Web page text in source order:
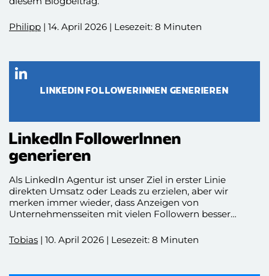
Philipp | 14. April 2026 | Lesezeit: 8 Minuten
LINKEDIN FOLLOWERINNEN GENERIEREN
LinkedIn FollowerInnen
generieren
Als LinkedIn Agentur ist unser Ziel in erster Linie
direkten Umsatz oder Leads zu erzielen, aber wir
merken immer wieder, dass Anzeigen von
Unternehmensseiten mit vielen Followern besser
jeweiligen Anzeigen, die mit Abstand den größten
Einfluss haben, ist also auch diese eher unscheinbare
Tobias | 10. April 2026 | Lesezeit: 8 Minuten